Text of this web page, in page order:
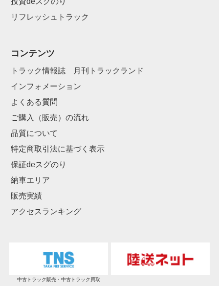
リフレッシュトラック
コンテンツ
トラック情報誌 月刊トラックランド
インフォメーション
よくある質問
ご購入（販売）の流れ
品質について
特定商取引法に基づく表示
保証deスグのり
納車エリア
販売実績
アクセスランキング
中古トラック販売・中古トラック買取